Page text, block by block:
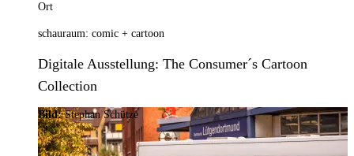
Ort
schauraum: comic + cartoon
Digitale Ausstellung: The Consumer´s Cartoon
Collection
Bild:Stephan Schütze